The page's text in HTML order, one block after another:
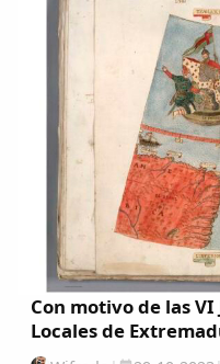
Con motivo de las
Locales de